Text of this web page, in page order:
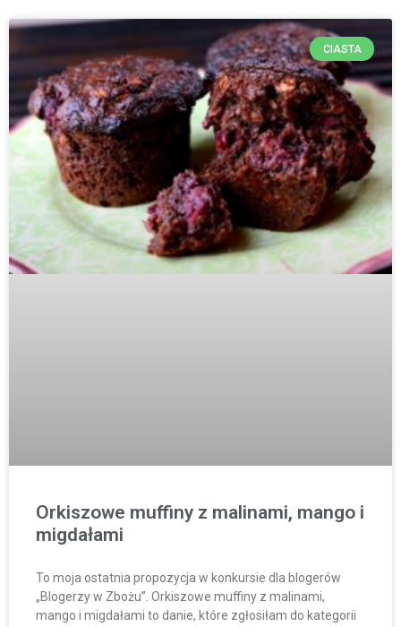
CIASTA
Orkiszowe muffiny z malinami, mango i
migdałami
To moja ostatnia propozycja w konkursie dla blogerów
„Blogerzy w Zbożu”. Orkiszowe muffiny z malinami,
mango i migdałami to danie, które zgłosiłam do kategorii